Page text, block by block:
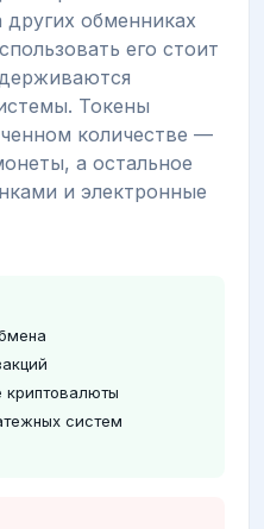
других обменниках
его стоит
Токены
количестве —
а остальное
и электронные
криптовалюты
систем